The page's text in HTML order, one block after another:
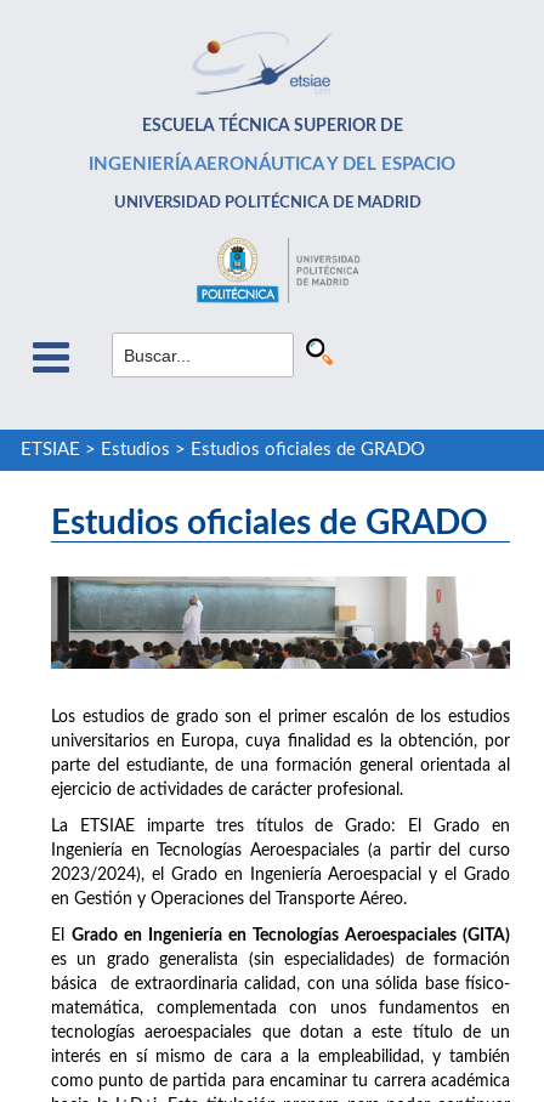
ESCUELA TÉCNICA SUPERIOR DE
INGENIERÍA AERONÁUTICA Y DEL ESPACIO
UNIVERSIDAD POLITÉCNICA DE MADRID
ETSIAE > Estudios > Estudios oficiales de GRADO
Estudios oficiales de GRADO
Los estudios de grado son el primer escalón de los estudios
universitarios en Europa, cuya finalidad es la obtención, por
parte del estudiante, de una formación general orientada al
ejercicio de actividades de carácter profesional.
La ETSIAE imparte tres títulos de Grado: El Grado en
Ingeniería en Tecnologías Aeroespaciales (a partir del curso
2023/2024), el Grado en Ingeniería Aeroespacial y el Grado
en Gestión y Operaciones del Transporte Aéreo.
El Grado en Ingeniería en Tecnologías Aeroespaciales (GITA)
es un grado generalista (sin especialidades) de formación
básica de extraordinaria calidad, con una sólida base físico-
matemática, complementada con unos fundamentos en
tecnologías aeroespaciales que dotan a este título de un
interés en sí mismo de cara a la empleabilidad, y también
como punto de partida para encaminar tu carrera académica